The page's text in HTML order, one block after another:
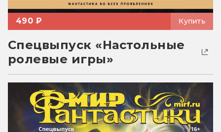
490 ₽ Купить
Спецвыпуск «Настольные
ролевые игры»